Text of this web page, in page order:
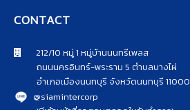
CONTACT
212/10 หมู่ 1 หมู่บ้านนนทรีเพลส
ถนนนครอินทร์-พระราม 5 ตำบลบางไผ่
อำเภอเมืองนนทบุรี จังหวัดนนทบุรี 11000
@siamintercorp